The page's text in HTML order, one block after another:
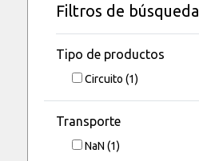
Filtros de búsqueda
Tipo de productos
Circuito (1)
Transporte
NaN (1)